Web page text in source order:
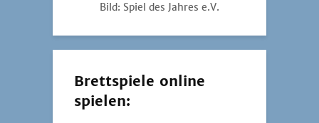
Bild: Spiel des Jahres e.V.
Brettspiele online
spielen: